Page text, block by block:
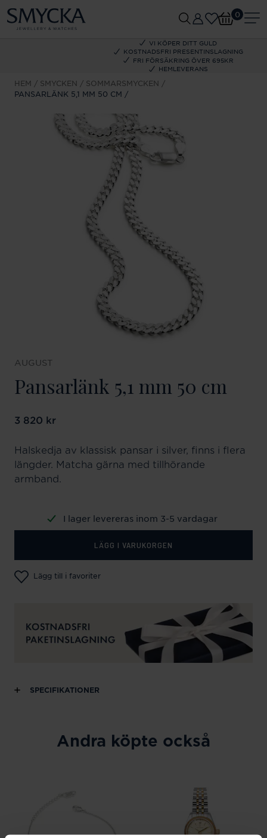
VI KÖPER DITT GULD
KOSTNADSFRI PRESENTINSLAGNING
FRI FÖRSÄKRING ÖVER 695KR
HEMLEVERANS
0
HEM SMYCKEN
SOMMARSMYCKEN
PANSARLÄNK 5,1 MM 50 CM
AUGUST
Pansarlänk 5,1 mm 50 cm
Pris:3 820 kr
3 820 kr
Halskedja av klassisk pansar i silver, finns i flera
längder. Matcha gärna med tillhörande
armband.
I lager levereras inom 3-5 vardagar
LÄGG I VARUKORGEN
Lägg till i favoriter
SPECIFIKATIONER
Andra köpte också